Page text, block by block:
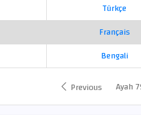
Türkçe
Français
Bengali
Previous
Ayah